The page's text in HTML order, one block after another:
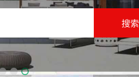
搜索